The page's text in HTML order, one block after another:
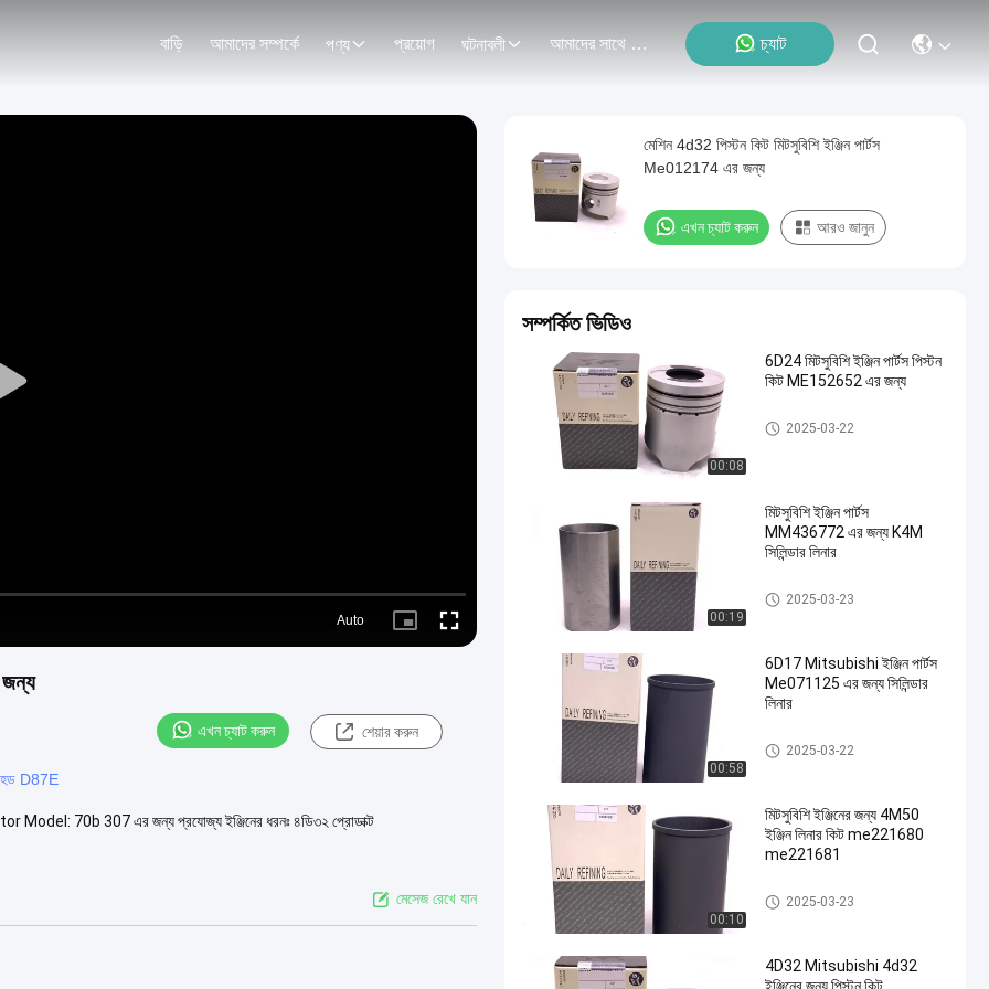
বাড়ি আমাদের সম্পর্কে পণ্য প্রয়োগ ঘটনাবলী আমাদের সাথে যোগাযোগ চ্যাট
Play
Auto
Picture- Fullscreen
জন্য
এখন চ্যাট করুন শেয়ার করুন
হেড D87E
Model: 70b 307 এর জন্য প্রযোজ্য ইঞ্জিনের ধরনঃ ৪ডি৩২ প্রোডাক্ট
মেসেজ রেখে যান
মেশিন 4d32 পিস্টন কিট মিটসুবিশি ইঞ্জিন পার্টস
Me012174 এর জন্য
এখন চ্যাট করুন আরও জানুন
সম্পর্কিত ভিডিও
00:08
6D24 মিটসুবিশি ইঞ্জিন পার্টস পিস্টন
কিট ME152652 এর জন্য
MITSUBISHI ইঞ্জিন পার্টস
2025-03-22
00:19
মিটসুবিশি ইঞ্জিন পার্টস
MM436772 এর জন্য K4M
সিলিন্ডার লিনার
MITSUBISHI ইঞ্জিন পার্টস
2025-03-23
00:58
6D17 Mitsubishi ইঞ্জিন পার্টস
Me071125 এর জন্য সিলিন্ডার
লিনার
MITSUBISHI ইঞ্জিন পার্টস
2025-03-22
00:10
মিটসুবিশি ইঞ্জিনের জন্য 4M50
ইঞ্জিন লিনার কিট me221680
me221681
MITSUBISHI ইঞ্জিন পার্টস
2025-03-23
4D32 Mitsubishi 4d32